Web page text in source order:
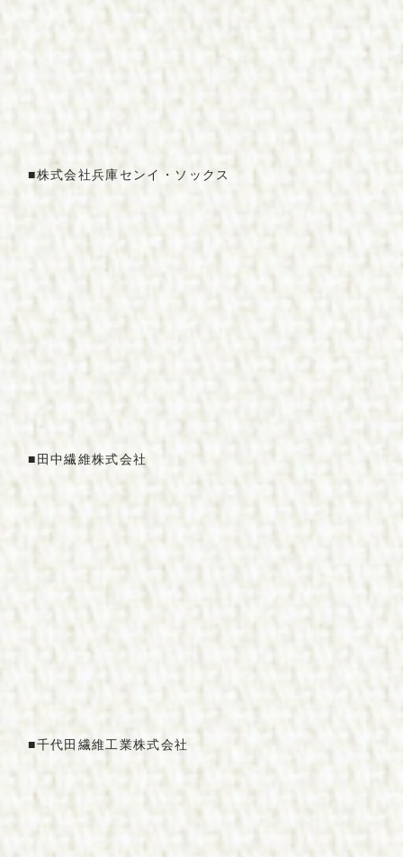
■株式会社兵庫 セ ンイ・ ソ ックス
■ 田中繊維株式会社
■千代田 繊維工業株式会社